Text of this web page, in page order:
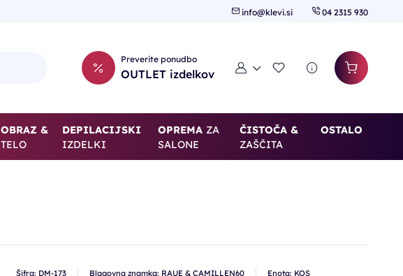
info@klevi.si 04 2315 930
Preverite ponudbo
OUTLET izdelkov Moj računSeznam želja
OBRAZ &
TELO
DEPILACIJSKI
IZDELKI
OPREMAZA
SALONE
ČISTOČA &
ZAŠČITA
OSTALO
Šifra: DM-173 Blagovna znamka: RAUE & CAMILLEN60 Enota: KOS